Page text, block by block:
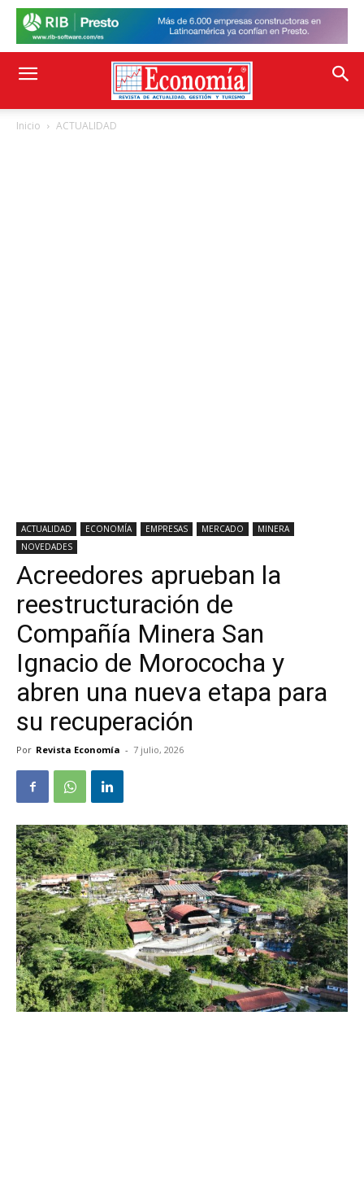
Inicio ACTUALIDAD
ACTUALIDAD ECONOMÍA EMPRESAS MERCADO
MINERA
NOVEDADES
Acreedores aprueban la
reestructuración de
Compañía Minera San
Ignacio de Morococha y
abren una nueva etapa para
su recuperación
Por Revista Economía - 7 julio, 2026